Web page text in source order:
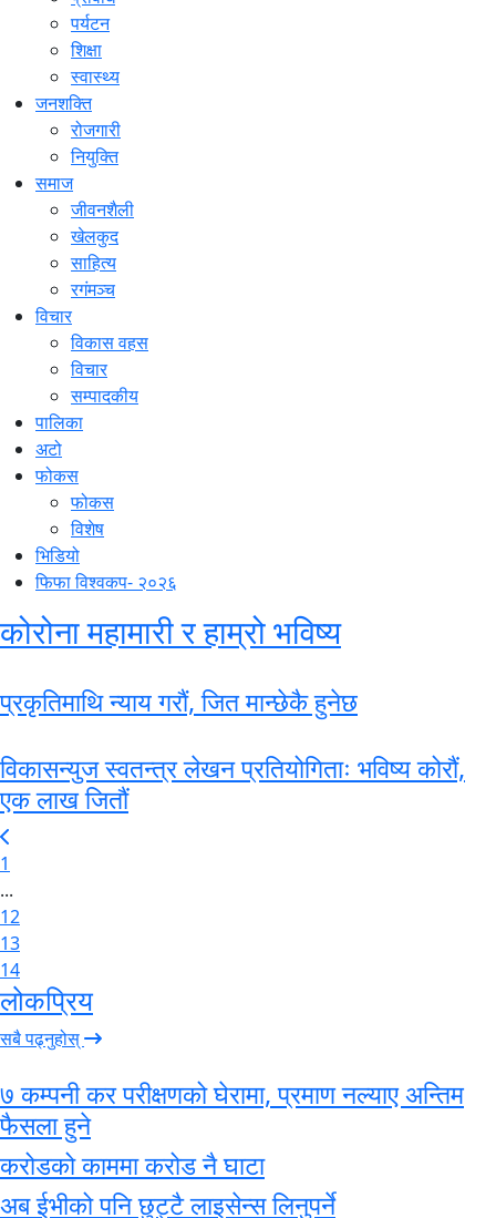
पर्यटन
शिक्षा
स्वास्थ्य
जनशक्ति
रोजगारी
नियुक्ति
समाज
जीवनशैली
खेलकुद
साहित्य
रगंमञ्च
विचार
विकास वहस
विचार
सम्पादकीय
पालिका
अटो
फोकस
फोकस
विशेष
भिडियो
फिफा विश्वकप- २०२६
कोरोना महामारी र हाम्रो भविष्य
प्रकृतिमाथि न्याय गराैं, जित मान्छेकै हुनेछ
विकासन्युज स्वतन्त्र लेखन प्रतियोगिताः भविष्य कोरौं,
एक लाख जितौं
1
...
12
13
14
लोकप्रिय
सबै पढ्नुहोस्
७ कम्पनी कर परीक्षणको घेरामा, प्रमाण नल्याए अन्तिम
फैसला हुने
करोडको काममा करोड नै घाटा
अब ईभीको पनि छुट्टै लाइसेन्स लिनुपर्ने